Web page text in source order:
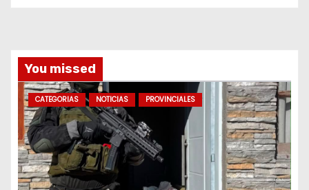
s
You missed
CATEGORIAS NOTICIAS PROVINCIALES